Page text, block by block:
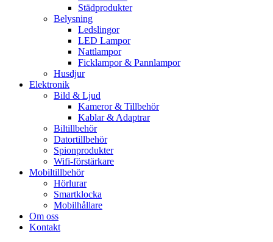
Städprodukter
Belysning
Ledslingor
LED Lampor
Nattlampor
Ficklampor & Pannlampor
Husdjur
Elektronik
Bild & Ljud
Kameror & Tillbehör
Kablar & Adaptrar
Biltillbehör
Datortillbehör
Spionprodukter
Wifi-förstärkare
Mobiltillbehör
Hörlurar
Smartklocka
Mobilhållare
Om oss
Kontakt